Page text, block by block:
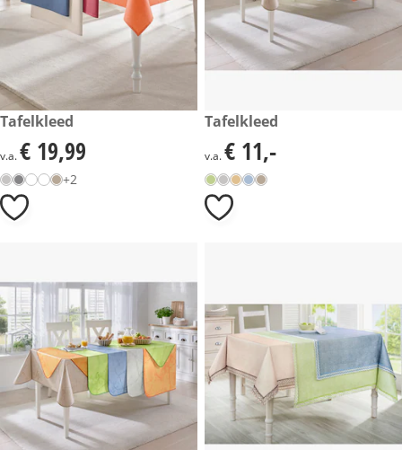
€ 19,99
Tafelkleed
€ 19,99
v.a.€ 19,99
+2
€ 11,-
Tafelkleed
€ 11,-
v.a.€ 11,-